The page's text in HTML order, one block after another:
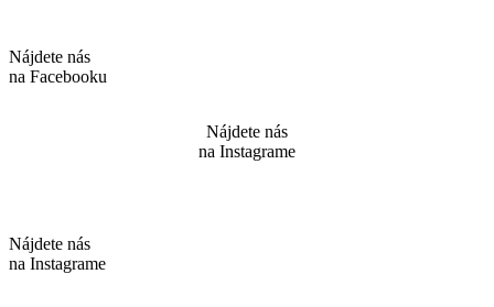
Nájdete nás
na Facebooku
Nájdete nás
na Instagrame
Nájdete nás
na Instagrame